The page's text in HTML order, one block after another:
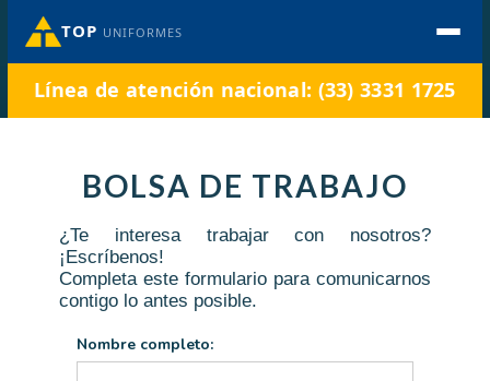
TOP UNIFORMES
Línea de atención nacional: (33) 3331 1725
BOLSA DE TRABAJO
¿Te interesa trabajar con nosotros?
¡Escríbenos!
Completa este formulario para comunicarnos
contigo lo antes posible.
Nombre completo: